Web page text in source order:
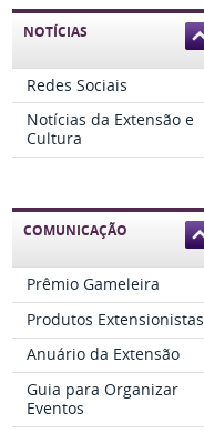
NOTÍCIAS
Redes Sociais
Notícias da Extensão e
Cultura
COMUNICAÇÃO
Prêmio Gameleira
Produtos Extensionistas
Anuário da Extensão
Guia para Organizar
Eventos